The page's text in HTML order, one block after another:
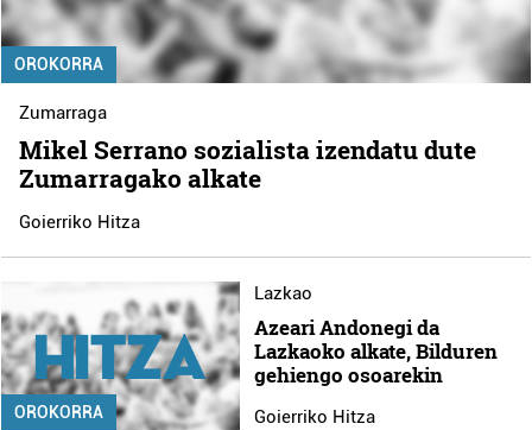
OROKORRA
Zumarraga
Mikel Serrano sozialista izendatu dute
Zumarragako alkate
Goierriko Hitza
OROKORRA
Lazkao
Azeari Andonegi da
Lazkaoko alkate, Bilduren
gehiengo osoarekin
Goierriko Hitza